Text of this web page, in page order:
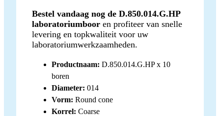
Bestel vandaag nog de D.850.014.G.HP
laboratoriumboor en profiteer van snelle
levering en topkwaliteit voor uw
laboratoriumwerkzaamheden.
Productnaam: D.850.014.G.HP x 10
boren
Diameter: 014
Vorm: Round cone
Korrel: Coarse